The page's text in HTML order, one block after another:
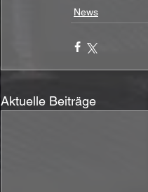
News
Aktuelle Beiträge